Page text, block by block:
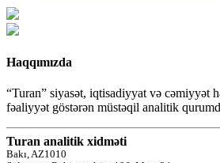
Haqqımızda
“Turan” siyasət, iqtisadiyyat və cəmiyyət
fəaliyyət göstərən müstəqil analitik
Turan analitik xidməti
Bakı, AZ1010